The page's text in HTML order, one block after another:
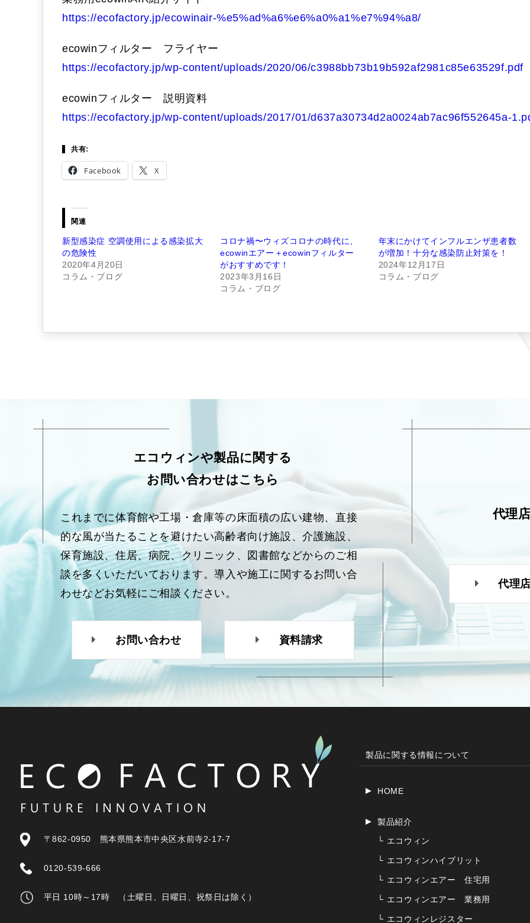
https://ecofactory.jp/ecowinair-%e5%ad%a6%e6%a0%a1%e7%94%a8/
ecowinフィルター フライヤー
https://ecofactory.jp/wp-content/uploads/2020/06/c3988bb73b19b592af2981c85e63529f.pdf
ecowinフィルター 説明資料
https://ecofactory.jp/wp-content/uploads/2017/01/d637a30734d2a0024ab7ac96f552645a-
共有:
Facebook X
関連
新型感染症 空調使用による感染拡大
の危険性
2020年4月20日
コラム・ブログ
コロナ禍〜ウィズコロナの時代に、
ecowinエアー＋ecowinフィルター
がおすすめです！
2023年3月16日
コラム・ブログ
年末にかけてインフルエンザ患者数
が増加！十分な感染防止対策を！
2024年12月17日
コラム・ブログ
エコウィンや製品に関する
お問い合わせはこちら
これまでに体育館や工場・倉庫等の床面積の広い建物、直接
的な風が当たることを避けたい高齢者向け施設、介護施設、
保育施設、住居、病院、クリニック、図書館などからのご相
談を多くいただいております。導入や施工に関するお問い合
わせなどお気軽にご相談ください。
お問い合わせ 資料請求
代理
代理
〒862-0950 熊本県熊本市中央区水前寺2-17-7
0120-539-666
平日 10時～17時 （土曜日、日曜日、祝祭日は除く）
製品に関する情報について
HOME
製品紹介
└ エコウィン
└ エコウィンハイブリット
└ エコウィンエアー 住宅用
└ エコウィンエアー 業務用
└ エコウィンレジスター